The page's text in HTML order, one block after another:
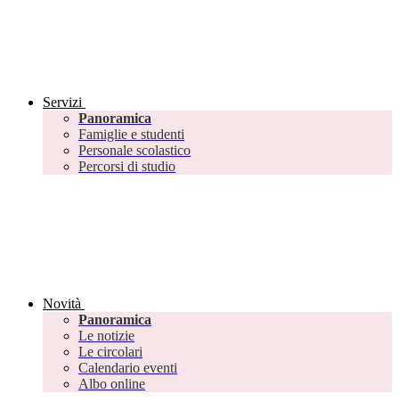
Servizi
Panoramica
Famiglie e studenti
Personale scolastico
Percorsi di studio
Novità
Panoramica
Le notizie
Le circolari
Calendario eventi
Albo online